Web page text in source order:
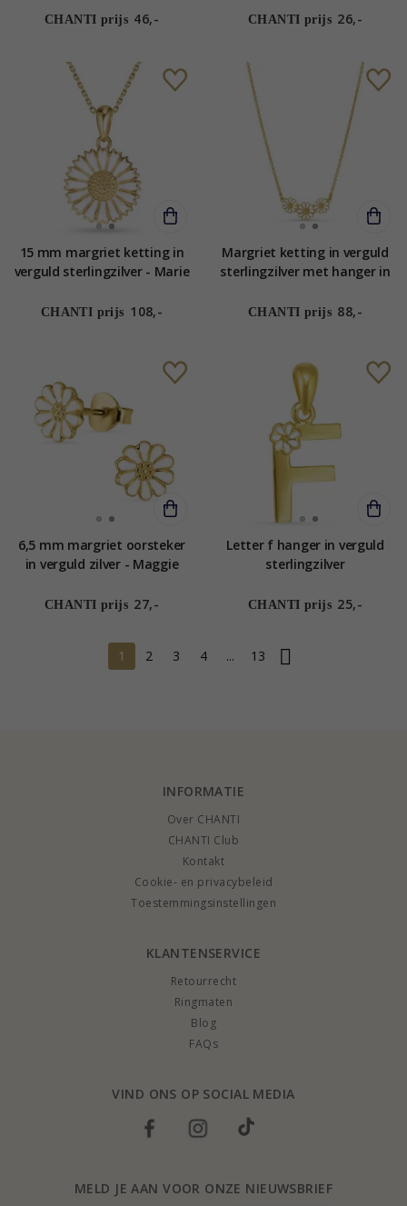
CHANTI prijs 46,- CHANTI prijs 26,-
15 mm margriet ketting in
verguld sterlingzilver - Marie
CHANTI prijs 108,-
Margriet ketting in verguld
sterlingzilver met hanger in
Maggie
CHANTI prijs 88,-
6,5 mm margriet oorsteker
in verguld zilver - Maggie
CHANTI prijs 27,-
Letter f hanger in verguld
sterlingzilver
CHANTI prijs 25,-
1 2 3 4 ... 13
INFORMATIE
Over CHANTI
CHANTI Club
Kontakt
Cookie- en privacybeleid
Toestemmingsinstellingen
KLANTENSERVICE
Retourrecht
Ringmaten
Blog
FAQs
VIND ONS OP SOCIAL MEDIA
MELD JE AAN VOOR ONZE NIEUWSBRIEF